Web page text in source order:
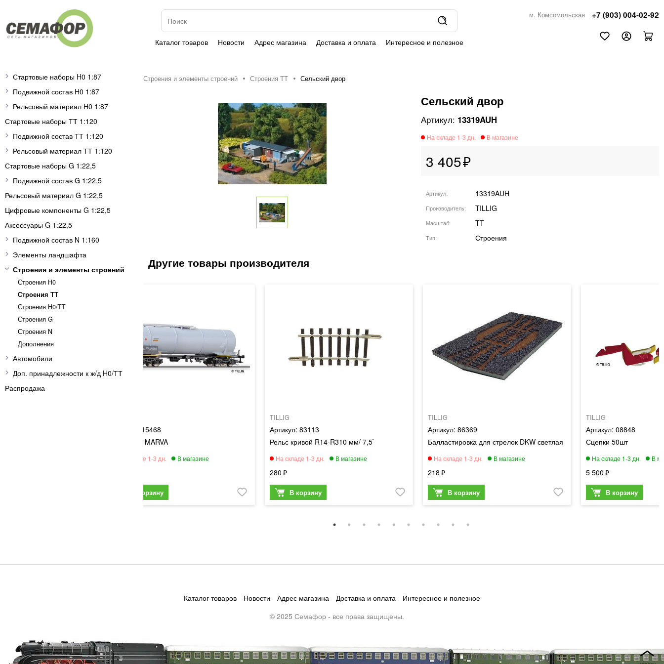
Каталог товаров Новости Адрес магазина Доставка и оплата Интересное и полезное
м. Комсомольская +7 (903) 004-02-92
Стартовые наборы H0 1:87
Подвижной состав H0 1:87
Рельсовый материал H0 1:87
Стартовые наборы ТТ 1:120
Подвижной состав ТТ 1:120
Рельсовый материал ТТ 1:120
Стартовые наборы G 1:22,5
Подвижной состав G 1:22,5
Рельсовый материал G 1:22,5
Цифровые компоненты G 1:22,5
Аксессуары G 1:22,5
Подвижной состав N 1:160
Элементы ландшафта
Строения и элементы строений
Строения H0
Строения ТТ
Строения H0/TT
Строения G
Строения N
Дополнения
Автомобили
Доп. принадлежности к ж/д H0/ТТ
Распродажа
Строения и элементы строений Строения ТТ Сельский двор
Сельский двор
13319AUH
3 405
Артикул 13319AUH
Производитель TILLIG
Масштаб TT
Тип Строения
15468
Цистерна MARVA
TILLIG
83113
Рельс кривой R14-R310 мм/ 7,5`
280
TILLIG
86369
Балластировка для стрелок DKW светлая
218
TILLIG
08848
Сцепки 50шт
5 500
Каталог товаров Новости Адрес магазина Доставка и оплата
Интересное и полезное
© 2025 Семафор - все права защищены.